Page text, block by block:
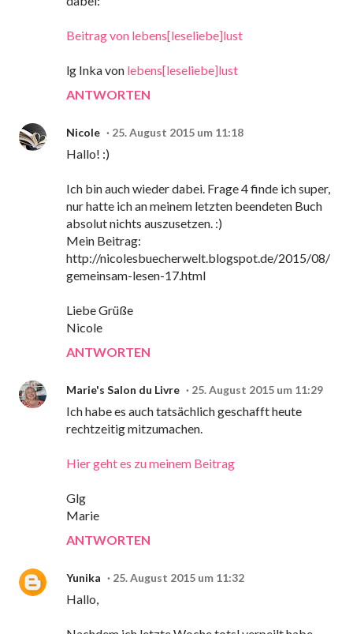
Beitrag von lebens[leseliebe]lust
lg Inka von lebens[leseliebe]lust
ANTWORTEN
Nicole 25. August 2015 um 11:18
Hallo! :)
Ich bin auch wieder dabei. Frage 4 finde ich super,
nur hatte ich an meinem letzten beendeten Buch
absolut nichts auszusetzen. :)
Mein Beitrag:
http://nicolesbuecherwelt.blogspot.de/2015/08/
gemeinsam-lesen-17.html
Liebe Grüße
Nicole
ANTWORTEN
Marie's Salon du Livre 25. August 2015 um 11:29
Ich habe es auch tatsächlich geschafft heute
rechtzeitig mitzumachen.
Hier geht es zu meinem Beitrag
Glg
Marie
ANTWORTEN
Yunika 25. August 2015 um 11:32
Hallo,